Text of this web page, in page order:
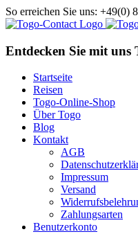
Skip
to
So erreichen Sie uns: +49(0)
Facebook
Instagram
Pinterest
X
Rss
E-
Entdecken Sie mit
Startseite
Reisen
Togo-Online-Shop
Über Togo
Blog
Kontakt
AGB
Impressum
Versand
Zahlungsarten
Benutzerkonto